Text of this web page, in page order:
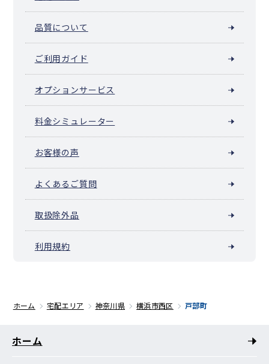
品質について
ご利用ガイド
オプションサービス
料金シミュレーター
お客様の声
よくあるご質問
取扱除外品
利用規約
ホーム 宅配エリア 神奈川県 横浜市西区 戸部町
ホーム